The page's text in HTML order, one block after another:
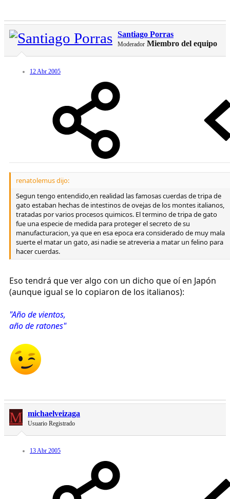
Santiago Porras
Moderador Miembro del equipo
12 Abr 2005
renatolemus dijo:
Segun tengo entendido,en realidad las famosas cuerdas de tripa de
gato estaban hechas de intestinos de ovejas de los montes italianos,
tratadas por varios procesos quimicos. El termino de tripa de gato
fue una especie de medida para proteger el secreto de su
manufacturacion, ya que en esa epoca era considerado de muy mala
suerte el matar un gato, asi nadie se atreveria a matar un felino para
hacer cuerdas.
Eso tendrá que ver algo con un dicho que oí en Japón
(aunque igual se lo copiaron de los italianos):
"Año de vientos,
año de ratones"
M michaelveizaga
Usuario Registrado
13 Abr 2005